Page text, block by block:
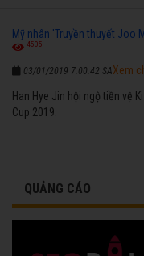
Mỹ nhân 'Truyền thuyết Joo
4505
03/01/2019 7:00:42 SA
Han Hye Jin hội ngộ tiền vệ
Cup 2019.
Xem
QUẢNG CÁO